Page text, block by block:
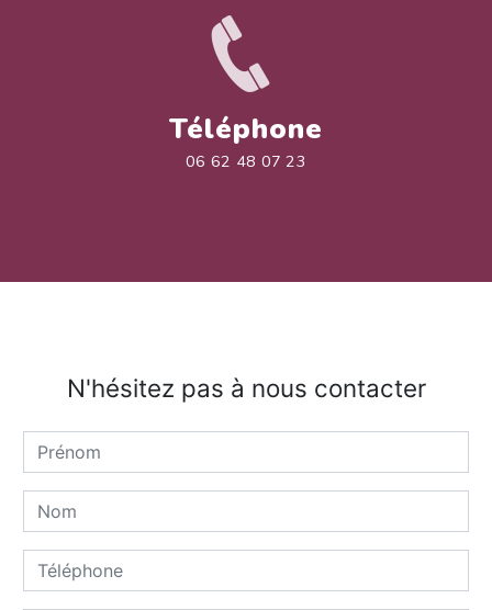
Téléphone
06 62 48 07 23
N'hésitez pas à nous contacter